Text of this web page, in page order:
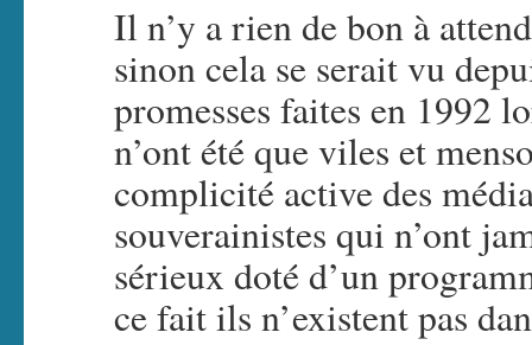
Il n’y a rien de bon à
sinon cela se serait vu
promesses faites en 1992
n’ont été que viles et
complicité active des
souverainistes qui n’ont
sérieux doté d’un
ce fait ils n’existent pas